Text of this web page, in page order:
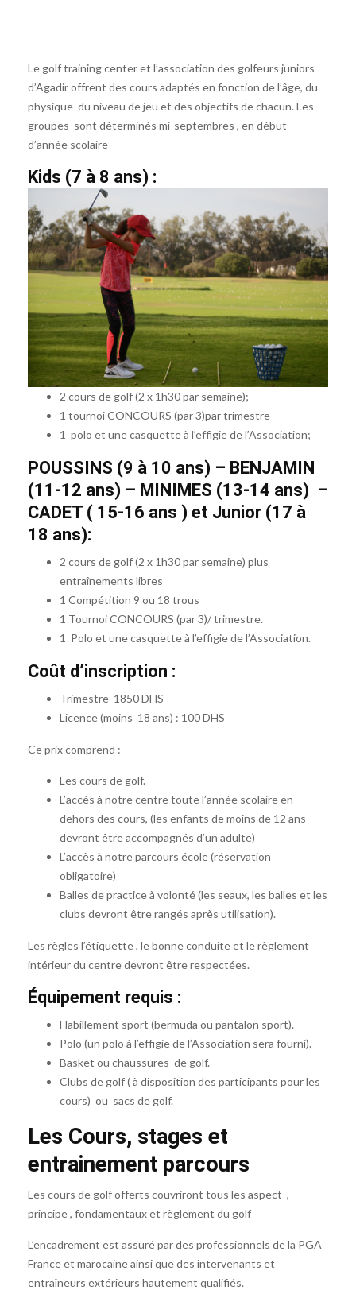
Le golf training center et l’association des golfeurs juniors
d’Agadir offrent des cours adaptés en fonction de l’âge, du
physique du niveau de jeu et des objectifs de chacun. Les
groupes sont déterminés mi-septembres , en début
d’année scolaire
Kids (7 à 8 ans) :
2 cours de golf (2 x 1h30 par semaine);
1 tournoi CONCOURS (par 3)par trimestre
1 polo et une casquette à l’effigie de l’Association;
POUSSINS (9 à 10 ans) – BENJAMIN
(11-12 ans) – MINIMES (13-14 ans) –
CADET ( 15-16 ans ) et Junior (17 à
18 ans):
2 cours de golf (2 x 1h30 par semaine) plus
entraînements libres
1 Compétition 9 ou 18 trous
1 Tournoi CONCOURS (par 3)/ trimestre.
1 Polo et une casquette à l’effigie de l’Association.
Coût d’inscription :
Trimestre 1850 DHS
Licence (moins 18 ans) : 100 DHS
Ce prix comprend :
Les cours de golf.
L’accès à notre centre toute l’année scolaire en
dehors des cours, (les enfants de moins de 12 ans
devront être accompagnés d’un adulte)
L’accès à notre parcours école (réservation
obligatoire)
Balles de practice à volonté (les seaux, les balles et les
clubs devront être rangés après utilisation).
Les règles l’étiquette , le bonne conduite et le règlement
intérieur du centre devront être respectées.
Équipement requis :
Habillement sport (bermuda ou pantalon sport).
Polo (un polo à l’effigie de l’Association sera fourni).
Basket ou chaussures de golf.
Clubs de golf ( à disposition des participants pour les
cours) ou sacs de golf.
Les Cours, stages et
entrainement parcours
Les cours de golf offerts couvriront tous les aspect ,
principe , fondamentaux et règlement du golf
L’encadrement est assuré par des professionnels de la PGA
France et marocaine ainsi que des intervenants et
entraîneurs extérieurs hautement qualifiés.